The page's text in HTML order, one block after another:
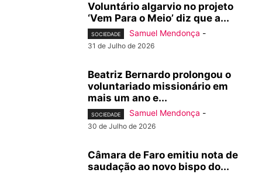
Voluntário algarvio no projeto
‘Vem Para o Meio’ diz que a...
SOCIEDADE Samuel Mendonça -
31 de Julho de 2026
Beatriz Bernardo prolongou o
voluntariado missionário em
mais um ano e...
SOCIEDADE Samuel Mendonça -
30 de Julho de 2026
Câmara de Faro emitiu nota de
saudação ao novo bispo do...